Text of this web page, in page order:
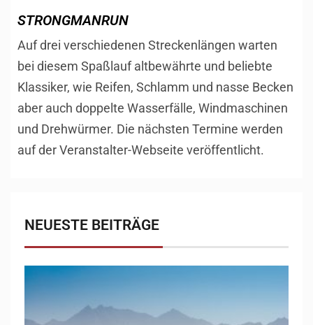
STRONGMANRUN
Auf drei verschiedenen Streckenlängen warten
bei diesem Spaßlauf altbewährte und beliebte
Klassiker, wie Reifen, Schlamm und nasse Becken
aber auch doppelte Wasserfälle, Windmaschinen
und Drehwürmer. Die nächsten Termine werden
auf der Veranstalter-Webseite veröffentlicht.
NEUESTE BEITRÄGE